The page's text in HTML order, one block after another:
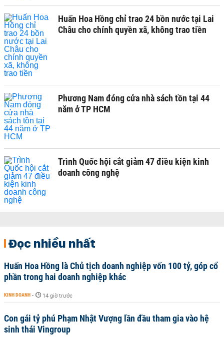
Huấn Hoa Hồng chỉ trao 24 bồn nước tại Lai
Châu cho chính quyền xã, không trao tiền
Phương Nam đóng cửa nhà sách tồn tại 44
năm ở TP HCM
Trình Quốc hội cắt giảm 47 điều kiện kinh
doanh công nghệ
Đọc nhiều nhất
Huấn Hoa Hồng là Chủ tịch doanh nghiệp vốn 100 tỷ, góp cổ
phần trong hai doanh nghiệp khác
KINH DOANH - 14 giờ trước
Con gái tỷ phú Phạm Nhật Vượng lần đầu tham gia vào hệ
sinh thái Vingroup